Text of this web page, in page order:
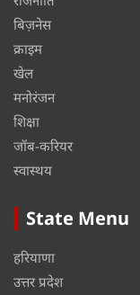
बिज़नेस
क्राइम
खेल
मनोरंजन
शिक्षा
जॉब-करियर
स्वास्थय
State Menu
हरियाणा
उत्तर प्रदेश